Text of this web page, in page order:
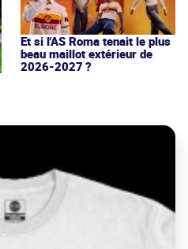
Et si l'AS Roma tenait le plus
beau maillot extérieur de
2026-2027 ?